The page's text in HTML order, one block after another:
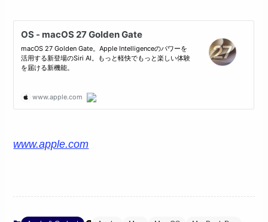
www.apple.com